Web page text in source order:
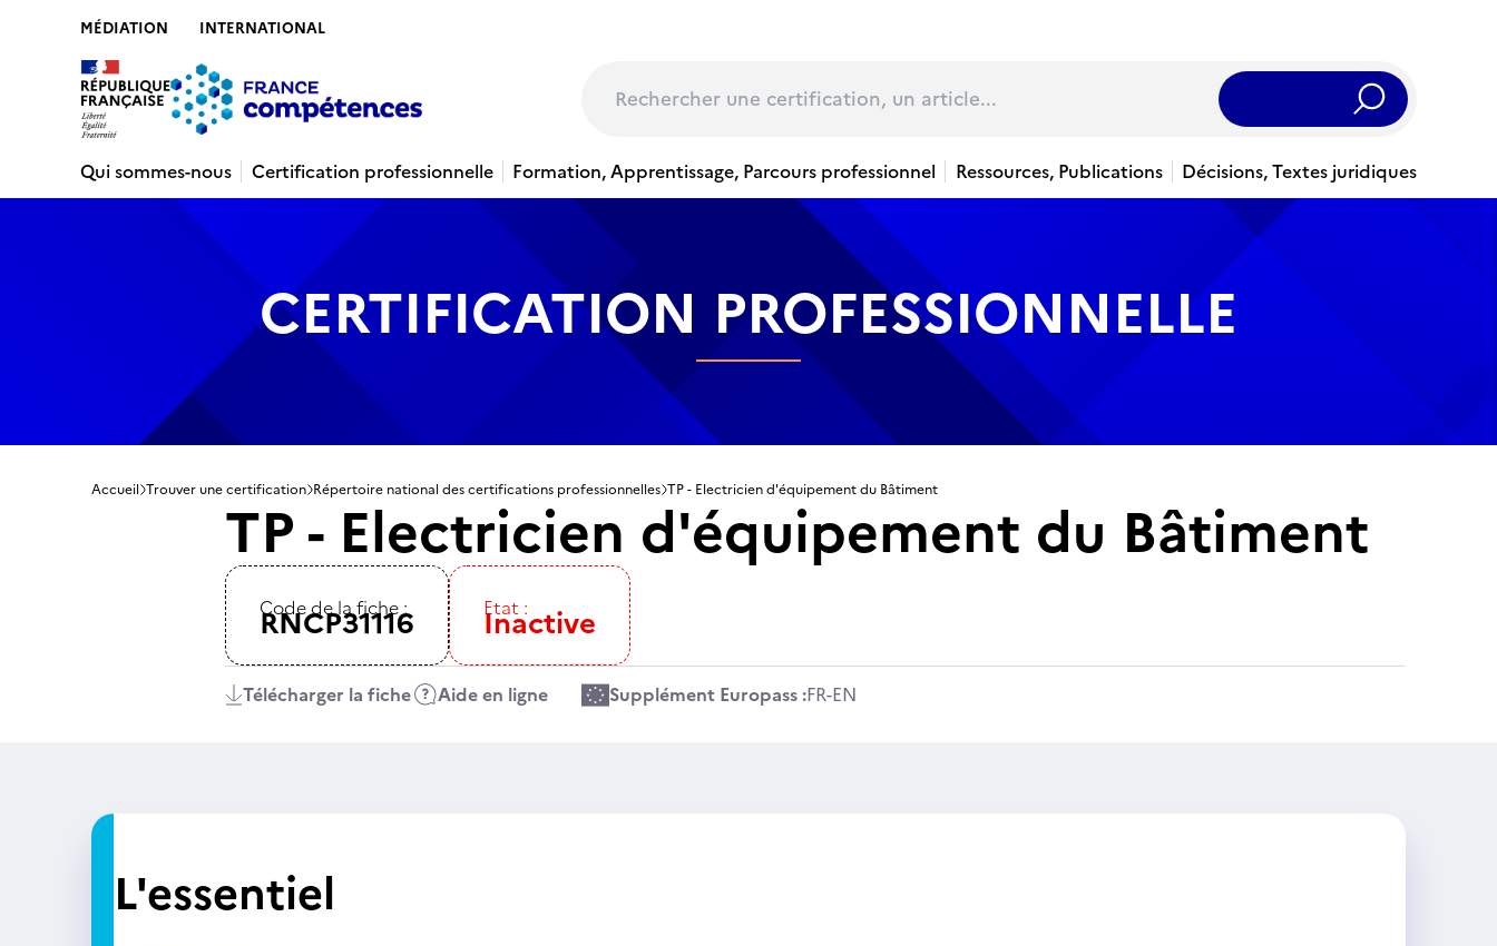
MÉDIATION INTERNATIONAL
Rechercher
Qui sommes-nous
Certification professionnelle Formation, Apprentissage, Parcours professionnel Ressources, Publications Décisions, Textes juridiques
CERTIFICATION PROFESSIONNELLE
Accueil Trouver une certification Répertoire national des certifications professionnelles TP - Electricien d'équipement du Bâtiment
TP - Electricien d'équipement du Bâtiment
Code de la fiche :
RNCP31116 Etat :
Inactive
Télécharger la fiche Aide en ligne Supplément Europass :FR-EN
L'essentiel